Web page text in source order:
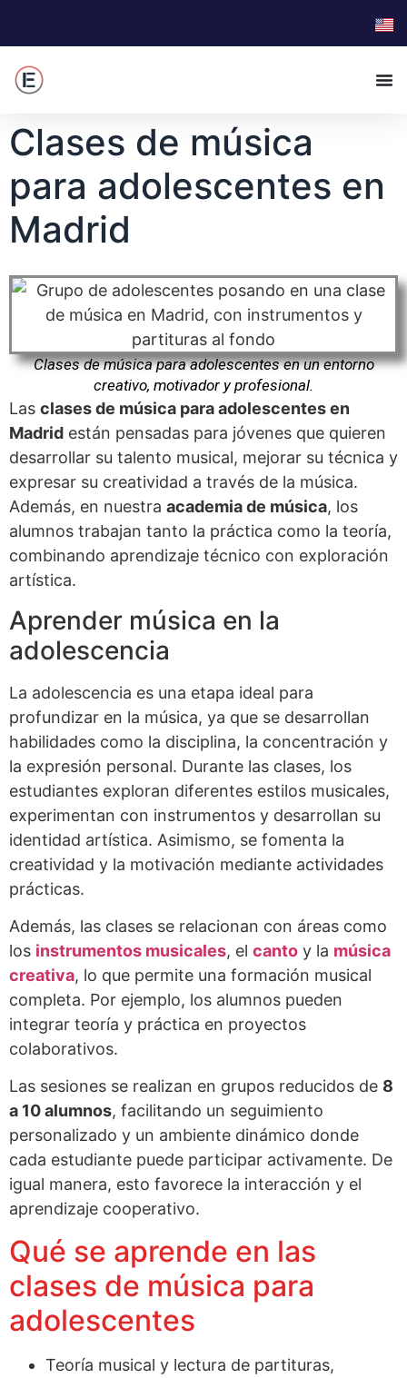
Clases de música
para adolescentes en
Madrid
Clases de música para adolescentes en un entorno
creativo, motivador y profesional.
Las clases de música para adolescentes en
Madrid están pensadas para jóvenes que quieren
desarrollar su talento musical, mejorar su técnica y
expresar su creatividad a través de la música.
Además, en nuestra academia de música, los
alumnos trabajan tanto la práctica como la teoría,
combinando aprendizaje técnico con exploración
artística.
Aprender música en la
adolescencia
La adolescencia es una etapa ideal para
profundizar en la música, ya que se desarrollan
habilidades como la disciplina, la concentración y
la expresión personal. Durante las clases, los
estudiantes exploran diferentes estilos musicales,
experimentan con instrumentos y desarrollan su
identidad artística. Asimismo, se fomenta la
creatividad y la motivación mediante actividades
prácticas.
Además, las clases se relacionan con áreas como
los instrumentos musicales, el canto y la música
creativa, lo que permite una formación musical
completa. Por ejemplo, los alumnos pueden
integrar teoría y práctica en proyectos
colaborativos.
Las sesiones se realizan en grupos reducidos de 8
a 10 alumnos, facilitando un seguimiento
personalizado y un ambiente dinámico donde
cada estudiante puede participar activamente. De
igual manera, esto favorece la interacción y el
aprendizaje cooperativo.
Qué se aprende en las
clases de música para
adolescentes
Teoría musical y lectura de partituras,